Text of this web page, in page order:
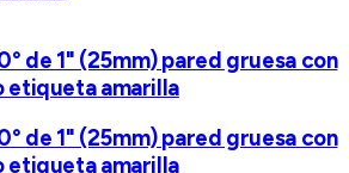
de 1" (25mm) pared gruesa con
etiqueta amarilla
de 1" (25mm) pared gruesa con
etiqueta amarilla